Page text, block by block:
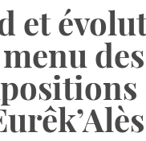
et
des